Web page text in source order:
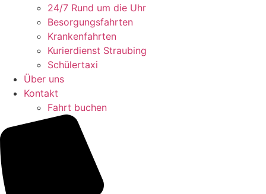
24/7 Rund um die Uhr
Besorgungsfahrten
Krankenfahrten
Kurierdienst Straubing
Schülertaxi
Über uns
Kontakt
Fahrt buchen